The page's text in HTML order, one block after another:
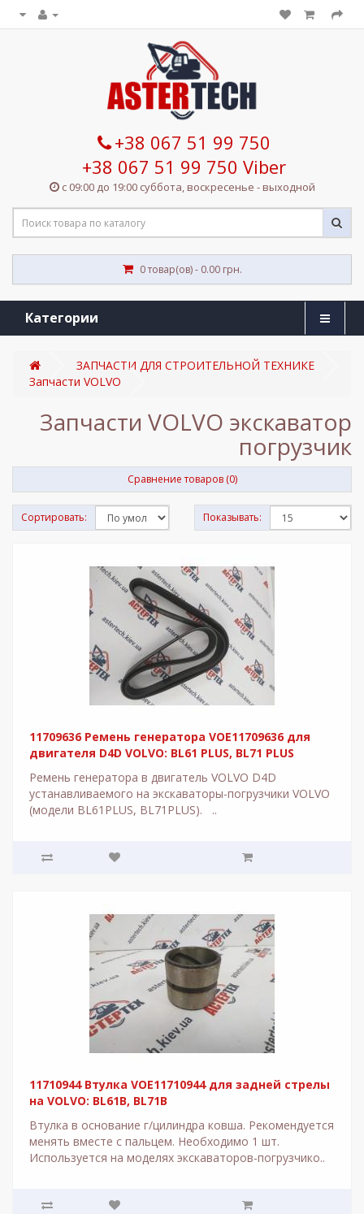
+38 067 51 99 750
+38 067 51 99 750 Viber
с 09:00 до 19:00 суббота, воскресенье - выходной
0 товар(ов) - 0.00 грн.
Категории
ЗАПЧАСТИ ДЛЯ СТРОИТЕЛЬНОЙ ТЕХНИКЕ
Запчасти VOLVO
Запчасти VOLVO экскаватор
погрузчик
Сравнение товаров (0)
Сортировать: Показывать:
11709636 Ремень генератора VOE11709636 для
двигателя D4D VOLVO: BL61 PLUS, BL71 PLUS
Ремень генератора в двигатель VOLVO D4D
устанавливаемого на экскаваторы-погрузчики VOLVO
(модели BL61PLUS, BL71PLUS). ..
11710944 Втулка VOE11710944 для задней стрелы
на VOLVO: BL61B, BL71B
Втулка в основание г/цилиндра ковша. Рекомендуется
менять вместе с пальцем. Необходимо 1 шт.
Используется на моделях экскаваторов-погрузчико..